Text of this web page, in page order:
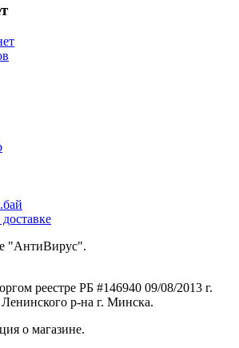
"АнтиВирус".
реестре РБ #146940 09/08/2013 г.
р-на г. Минска.
о магазине.